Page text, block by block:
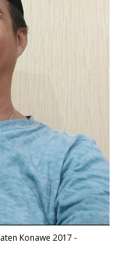
Konawe 2017 -